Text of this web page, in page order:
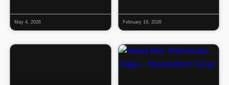
May 4, 2026 February 18, 2026